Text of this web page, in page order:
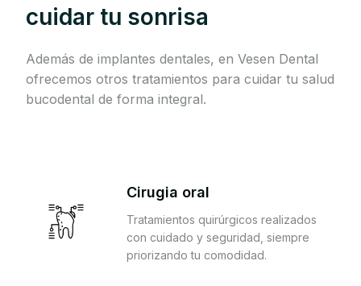
cuidar tu sonrisa
Además de implantes dentales, en Vesen Dental
ofrecemos otros tratamientos para cuidar tu salud
bucodental de forma integral.
Cirugia oral
Tratamientos quirúrgicos realizados
con cuidado y seguridad, siempre
priorizando tu comodidad.